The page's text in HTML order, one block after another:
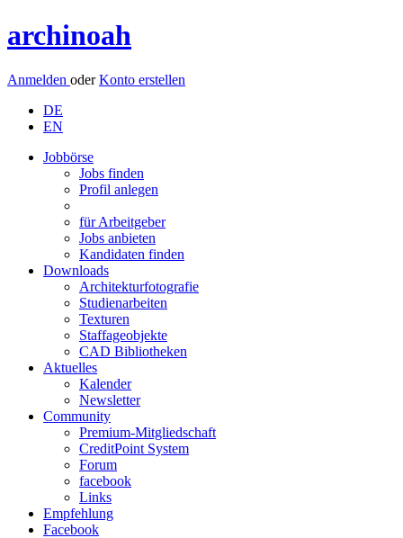
archinoah
Anmelden oderKonto erstellen
DE
EN
Jobbörse
Jobs finden
Profil anlegen
für Arbeitgeber
Jobs anbieten
Kandidaten finden
Downloads
Architekturfotografie
Studienarbeiten
Texturen
Staffageobjekte
CAD Bibliotheken
Aktuelles
Kalender
Newsletter
Community
Premium-Mitgliedschaft
CreditPoint System
Forum
facebook
Links
Empfehlung
Facebook